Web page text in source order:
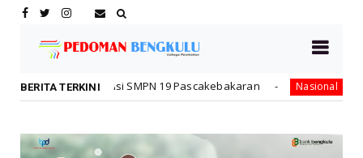
BERITA TERKINI
19 Pascakebakaran Nasional Sampaikan Undangan